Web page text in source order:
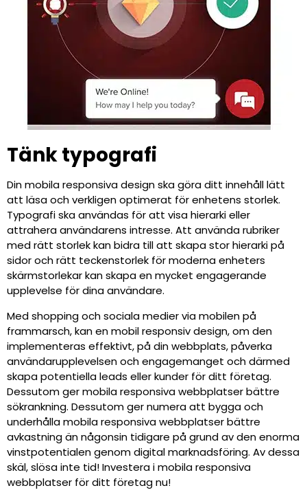
Tänk typografi
Din mobila responsiva design ska göra ditt innehåll lätt
att läsa och verkligen optimerat för enhetens storlek.
Typografi ska användas för att visa hierarki eller
attrahera användarens intresse. Att använda rubriker
med rätt storlek kan bidra till att skapa stor hierarki på
sidor och rätt teckenstorlek för moderna enheters
skärmstorlekar kan skapa en mycket engagerande
upplevelse för dina användare.
Med shopping och sociala medier via mobilen på
frammarsch, kan en mobil responsiv design, om den
implementeras effektivt, på din webbplats, påverka
användarupplevelsen och engagemanget och därmed
skapa potentiella leads eller kunder för ditt företag.
Dessutom ger mobila responsiva webbplatser bättre
sökrankning. Dessutom ger numera att bygga och
underhålla mobila responsiva webbplatser bättre
avkastning än någonsin tidigare på grund av den enorma
vinstpotentialen genom digital marknadsföring. Av dessa
skäl, slösa inte tid! Investera i mobila responsiva
webbplatser för ditt företag nu!